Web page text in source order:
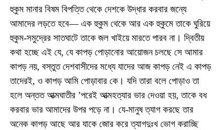
হুকুম মানার বিষম বিপত্তি থেকে দেশকে উদ্ধার করবার জন্যে
আমাদের লড়তে হবে— এক হুকুম থেকে আর এক হুকুমে তাকে ঘুরিয়ে
হুকুম-সমুদ্রের সাতঘাটে তাকে জল খাইয়ে মারতে পারব না। দ্বিতীয়
কথা হচ্ছে এই যে, যে কাপড় পোড়ানোর আয়োজন চলছে সে আমার
কাপড় নয়, বস্তুত দেশবাসীদের মধ্যে যাদের আজ কাপড় নেই এ কাপড়
তাদেরই, ও কাপড় আমি পোড়াবার কে। যদি তারা বলে পোড়াও তা
হলে অন্তত আত্মঘাতীর ’পরেই আত্মহত্যার ভার দেওয়া হয়, তাকে বধ
করবার ভার আমাদের উপর পড়ে না। যে-মানুষ ত্যাগ করছে তার
অনেক কাপড় আছে আর যাকে জোর করে ত্যাগদুঃখ ভোগ করাচ্ছি